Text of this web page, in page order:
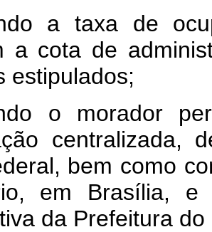
a taxa de
a cota de
estipulados;
o morador
centralizada,
bem como
em Brasília,
da Prefeitura